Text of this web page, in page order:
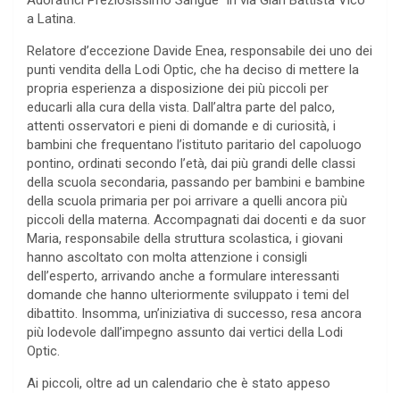
a Latina.
Relatore d’eccezione Davide Enea, responsabile dei uno dei
punti vendita della Lodi Optic, che ha deciso di mettere la
propria esperienza a disposizione dei più piccoli per
educarli alla cura della vista. Dall’altra parte del palco,
attenti osservatori e pieni di domande e di curiosità, i
bambini che frequentano l’istituto paritario del capoluogo
pontino, ordinati secondo l’età, dai più grandi delle classi
della scuola secondaria, passando per bambini e bambine
della scuola primaria per poi arrivare a quelli ancora più
piccoli della materna. Accompagnati dai docenti e da suor
Maria, responsabile della struttura scolastica, i giovani
hanno ascoltato con molta attenzione i consigli
dell’esperto, arrivando anche a formulare interessanti
domande che hanno ulteriormente sviluppato i temi del
dibattito. Insomma, un’iniziativa di successo, resa ancora
più lodevole dall’impegno assunto dai vertici della Lodi
Optic.
Ai piccoli, oltre ad un calendario che è stato appeso